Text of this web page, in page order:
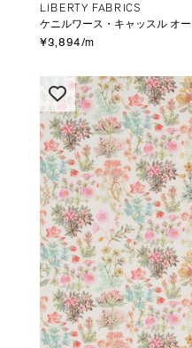
LIBERTY FABRICS
ケニルワース・キャッスル オ
¥3,894/m